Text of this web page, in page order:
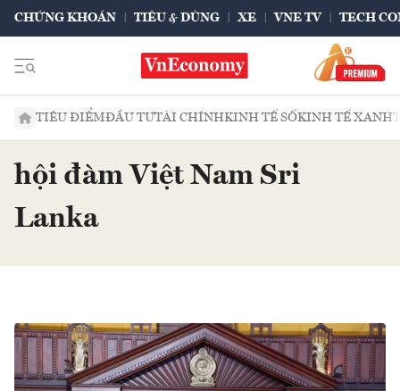
CHỨNG KHOÁN TIÊU & DÙNG XE VNE TV TECH
TIÊU ĐIỂMĐẦU TƯTÀI CHÍNHKINH TẾ SỐKINH TẾ XANH
hội đàm Việt Nam Sri
Lanka